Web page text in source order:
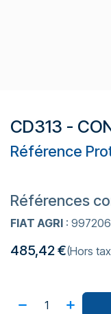
CD313 -
Référence
Références
FIAT AGRI :
485,42€(Hors